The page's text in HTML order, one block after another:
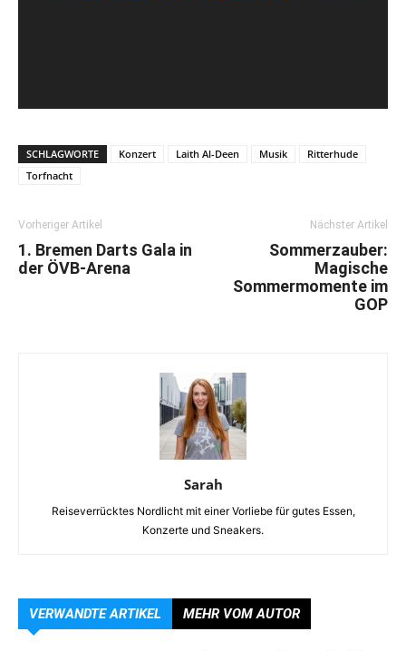
SCHLAGWORTE Konzert Laith Al-Deen Musik
Ritterhude
Torfnacht
Vorheriger Artikel
1. Bremen Darts Gala in
der ÖVB-Arena
Nächster Artikel
Sommerzauber:
Magische
Sommermomente im
GOP
Sarah
Reiseverrücktes Nordlicht mit einer Vorliebe für gutes Essen,
Konzerte und Sneakers.
VERWANDTE ARTIKEL MEHR VOM AUTOR